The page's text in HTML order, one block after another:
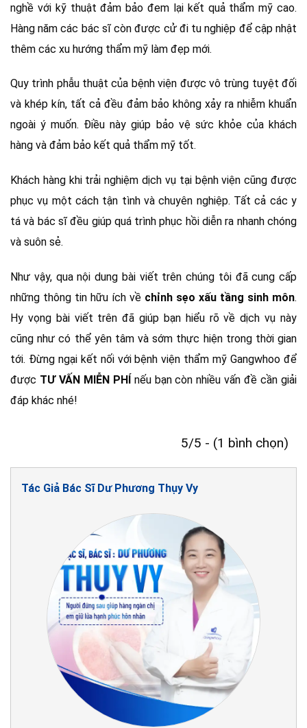
nghề với kỹ thuật đảm bảo đem lại kết quả thẩm mỹ cao.
Hàng năm các bác sĩ còn được cử đi tu nghiệp để cập nhật
thêm các xu hướng thẩm mỹ làm đẹp mới.
Quy trình phẫu thuật của bệnh viện được vô trùng tuyệt đối
và khép kín, tất cả đều đảm bảo không xảy ra nhiễm khuẩn
ngoài ý muốn. Điều này giúp bảo vệ sức khỏe của khách
hàng và đảm bảo kết quả thẩm mỹ tốt.
Khách hàng khi trải nghiệm dịch vụ tại bệnh viện cũng được
phục vụ một cách tận tình và chuyên nghiệp. Tất cả các y
tá và bác sĩ đều giúp quá trình phục hồi diễn ra nhanh chóng
và suôn sẻ.
Như vậy, qua nội dung bài viết trên chúng tôi đã cung cấp
những thông tin hữu ích về chỉnh sẹo xấu tầng sinh môn.
Hy vọng bài viết trên đã giúp bạn hiểu rõ về dịch vụ này
cũng như có thể yên tâm và sớm thực hiện trong thời gian
tới. Đừng ngại kết nối với bệnh viện thẩm mỹ Gangwhoo để
được TƯ VẤN MIỄN PHÍnếu bạn còn nhiều vấn đề cần giải
đáp khác nhé!
5/5 - (1 bình chọn)
Tác Giả Bác Sĩ Dư Phương Thụy Vy